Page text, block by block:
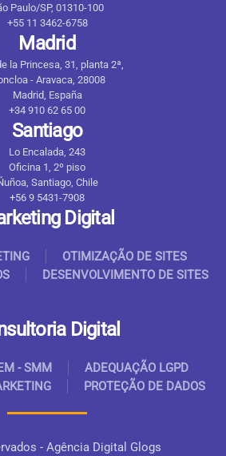
Paulo/SP, 01310-100
+55 11 3462-6758
Madrid
la Princesa, 31, planta 2ª,
- Aravaca, 28008
Madrid, España
+34 910 62 65 00
Santiago
Lo Encalada, 243
Oficina 1, 2º piso
Santiago, Chile
+56 9 5431-7908
Digital
OTIMIZAÇÃO DE SITES
DESENVOLVIMENTO DE SITES
Digital
- SMM
ADEQUAÇÃO LGPD
PROTEÇÃO DE DADOS
- Agência Digital Glogs